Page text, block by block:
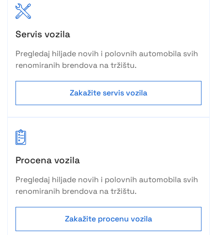
Servis vozila
Pregledaj hiljade novih i polovnih automobila svih
renomiranih brendova na tržištu.
Zakažite servis vozila
Procena vozila
Pregledaj hiljade novih i polovnih automobila svih
renomiranih brendova na tržištu.
Zakažite procenu vozila